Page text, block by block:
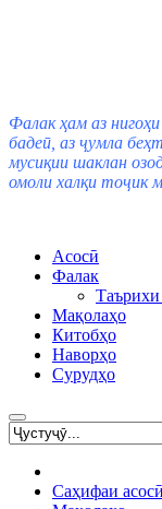
Фалак ҳам аз
бадеӣ, аз ҷумла
мусиқии шаклан
омоли халқи тоҷик
Асосӣ
Фалак
Мақолаҳо
Китобҳо
Наворҳо
Сурудҳо
Саҳифаи асосӣ